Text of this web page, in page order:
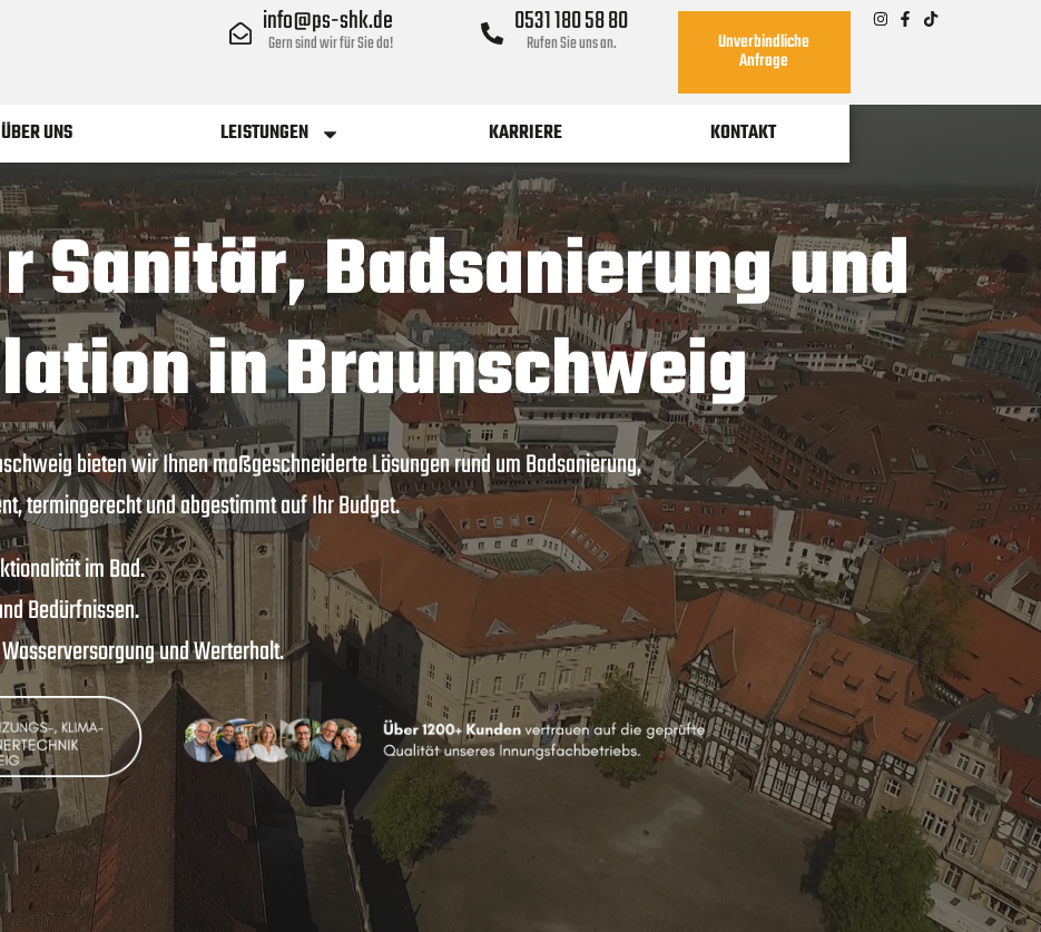
info@ps-shk.de
Gern sind wir für Sie da!
0531 180 58 80
Rufen Sie uns an. Unverbindliche
Anfrage
ÜBER UNS LEISTUNGEN KARRIERE KONTAKT
Sanitär, Badsanierung und
in Braunschweig
bieten wir Ihnen maßgeschneiderte Lösungen rund um Badsanierung,
termingerecht und abgestimmt auf Ihr Budget.
im Bad.
Bedürfnissen.
und Werterhalt.